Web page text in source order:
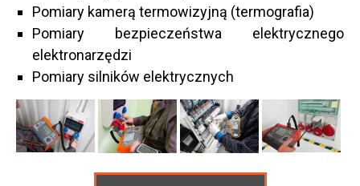
Pomiary kamerą termowizyjną (termografia)
Pomiary bezpieczeństwa elektrycznego
elektronarzędzi
Pomiary silników elektrycznych